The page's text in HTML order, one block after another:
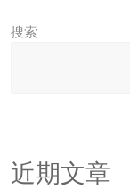
搜索
近期文章